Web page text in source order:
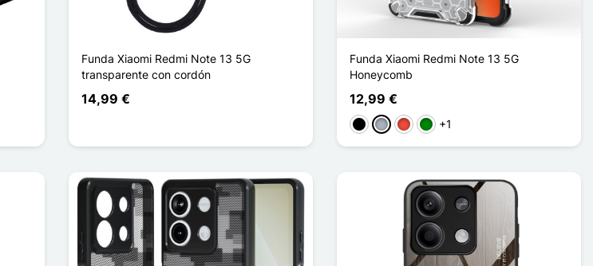
Funda Xiaomi Redmi Note 13 5G
transparente con cordón
14,99 €
Funda Xiaomi Redmi Note 13 5G
Honeycomb
12,99 €
Negro
Gris RojoVerde
+1